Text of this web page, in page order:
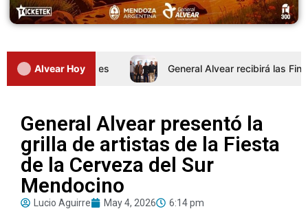
Alvear Hoy
de Intertalleres General Alvear recibirá las
General Alvear presentó la
grilla de artistas de la Fiesta
de la Cerveza del Sur
Mendocino
Lucio Aguirre May 4, 2026 6:14 pm